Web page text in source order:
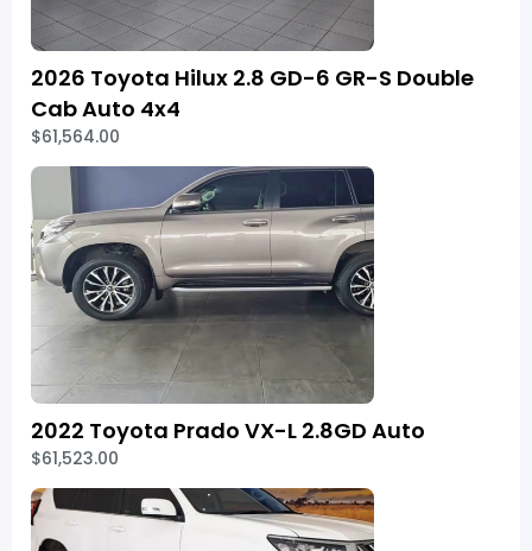
2026 Toyota Hilux 2.8 GD-6 GR-S Double
Cab Auto 4x4
$61,564.00
2022 Toyota Prado VX-L 2.8GD Auto
$61,523.00